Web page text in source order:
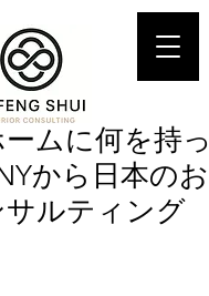
ムに何を持っ
から日本のお
ルティング